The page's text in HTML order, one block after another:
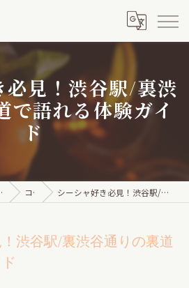
必見！渋谷駅/裏渋
で語れる体験ガイ
ド
& Shisha コラム シーシャ好き必見！渋谷駅/裏渋谷通りの裏道で語れる体験ガイド
渋谷駅/裏渋谷通りの裏道